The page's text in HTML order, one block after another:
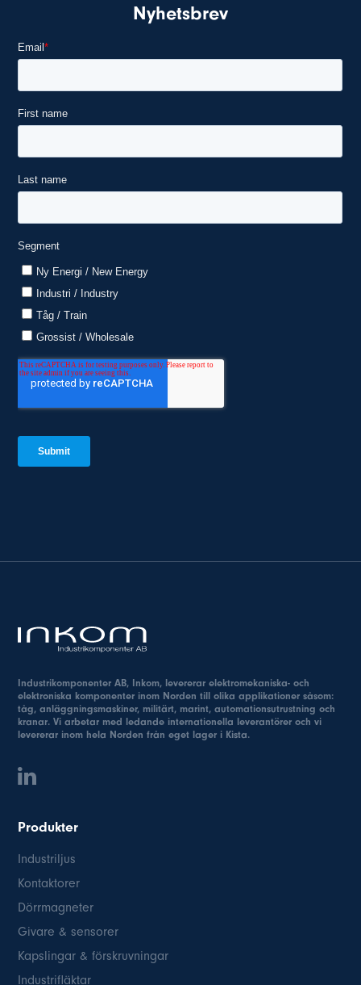
Nyhetsbrev
Industrikomponenter AB, Inkom, levererar elektromekaniska- och
elektroniska komponenter inom Norden till olika applikationer såsom:
tåg, anläggningsmaskiner, militärt, marint, automationsutrustning och
kranar. Vi arbetar med ledande internationella leverantörer och vi
levererar inom hela Norden från eget lager i Kista.
Produkter
Industriljus
Kontaktorer
Dörrmagneter
Givare & sensorer
Kapslingar & förskruvningar
Industrifläktar